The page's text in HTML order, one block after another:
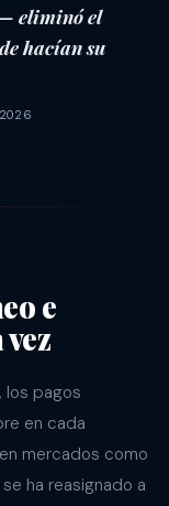
eliminó el
hacían su
e
los pagos
en cada
mercados como
ha reasignado a